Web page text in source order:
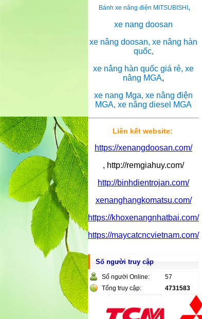
Bánh xe nâng điện MITSUBISHI ,
xe nang doosan
xe nâng doosan, xe nâng hàn
quốc,
xe nâng hàn quốc giá rẻ, xe
nâng MGA,
xe nang Mga, xe nâng điện
MGA, xe nâng diesel MGA
Liên kết website:
https://xenangdoosan.com/
, http://remgiahuy.com/
http://binhdientrojan.com/
xenanghangkomatsu.com/
https://khoxenangnhatbai.com/
https://maycatcncvietnam.com/
Số người truy cập
Số người Online:
57
Tổng truy cập:
4731583